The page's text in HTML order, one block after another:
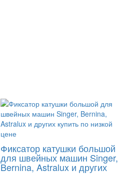
Фиксатор катушки большой
для швейных машин Singer,
Bernina, Astralux и других